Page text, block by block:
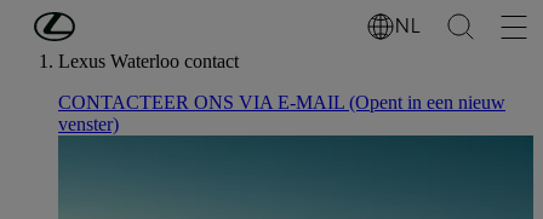
Ga naar de hoofdinhoud NL
Lexus Waterloo contact
CONTACTEER ONS VIA E-MAIL (Opent in een nieuw
venster)